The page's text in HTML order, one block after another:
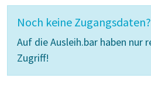
Noch keine Zugangsdaten?
Auf die Ausleih.bar haben
Zugriff!